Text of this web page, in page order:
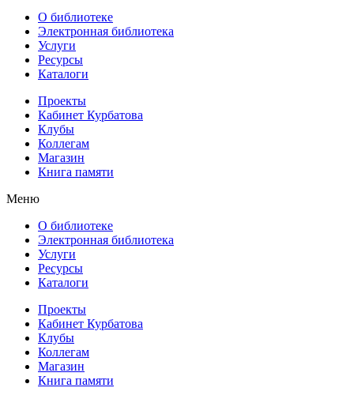
О библиотеке
Электронная библиотека
Услуги
Ресурсы
Каталоги
Проекты
Кабинет Курбатова
Клубы
Коллегам
Магазин
Книга памяти
Меню
О библиотеке
Электронная библиотека
Услуги
Ресурсы
Каталоги
Проекты
Кабинет Курбатова
Клубы
Коллегам
Магазин
Книга памяти